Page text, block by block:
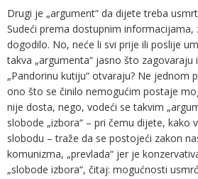
Drugi je „argument“ da dijete treba
Sudeći prema dostupnim informacijama,
dogodilo. No, neće li svi prije ili poslije
takva „argumenta“ jasno što zagovaraju
„Pandorinu kutiju“ otvaraju? Ne jednom
ono što se činilo nemogućim postaje
nije dosta, nego, vodeći se takvim
slobode „izbora“ – pri čemu dijete, kako
slobodu – traže da se postojeći zakon
komunizma, „prevlada“ jer je
„slobode izbora“, čitaj: mogućnosti